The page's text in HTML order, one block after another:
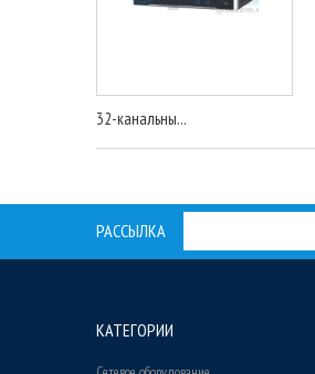
32-канальны...
РАССЫЛКА
КАТЕГОРИИ